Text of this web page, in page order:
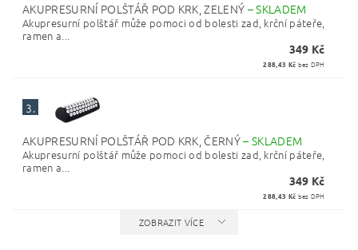
AKUPRESURNÍ POLŠTÁŘ POD KRK, ZELENÝ –SKLADEM
Akupresurní polštář může pomoci od bolesti zad, krční páteře,
ramen a...
349 Kč
288,43 Kč bez DPH
3.
AKUPRESURNÍ POLŠTÁŘ POD KRK, ČERNÝ– SKLADEM
Akupresurní polštář může pomoci od bolesti zad, krční páteře,
ramen a...
349 Kč
288,43 Kč bez DPH
ZOBRAZIT VÍCE